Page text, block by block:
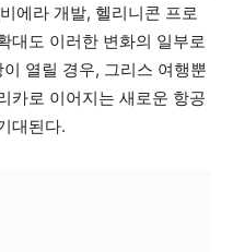
에라 개발, 헬리니콘 프로
대도 이러한 변화의 일부로
열릴 경우, 그리스 여행뿐
카로 이어지는 새로운 항공
대된다.